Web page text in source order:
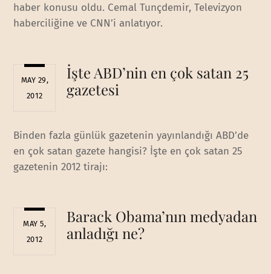
haber konusu oldu. Cemal Tunçdemir, Televizyon
haberciliğine ve CNN’i anlatıyor.
MAY 29,
2012
İşte ABD’nin en çok satan 25
gazetesi
Binden fazla günlük gazetenin yayınlandığı ABD’de
en çok satan gazete hangisi? İşte en çok satan 25
gazetenin 2012 tirajı:
MAY 5,
2012
Barack Obama’nın medyadan
anladığı ne?